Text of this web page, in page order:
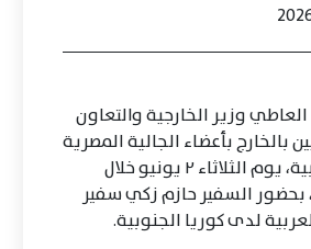
وزير الخارجية والتعاون
بالخارج بأعضاء الجالية المصرية
في كوريا الجنوبية، يوم الثلاثاء ٢ يونيو خلال
بحضور السفير حازم زكي سفير
لدى كوريا الجنوبية.